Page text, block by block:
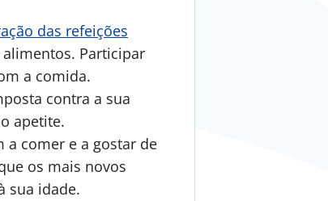
das refeições
Participar
a comida.
contra a sua
apetite.
a comer e a gostar de
os mais novos
sua idade.